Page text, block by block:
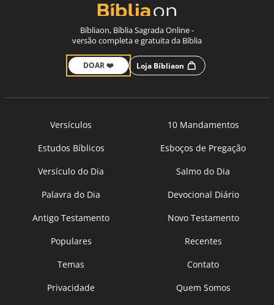
Bíbliaon, Bíblia Sagrada Online -
versão completa e gratuita da Bíblia
DOAR ❤️ Loja Bíbliaon
Versículos
10 Mandamentos
Estudos Bíblicos
Esboços de Pregação
Versículo do Dia
Salmo do Dia
Palavra do Dia
Devocional Diário
Antigo Testamento
Novo Testamento
Populares
Recentes
Temas
Contato
Privacidade
Quem Somos